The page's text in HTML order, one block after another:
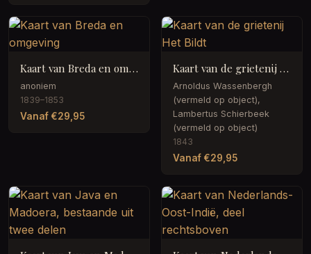
Kaart van Breda en omgeving
anoniem
1839–1853
Vanaf €29,95
Kaart van de grietenij Het Bildt
Arnoldus Wassenbergh
(vermeld op object),
Lambertus Schierbeek
(vermeld op object)
1843
Vanaf €29,95